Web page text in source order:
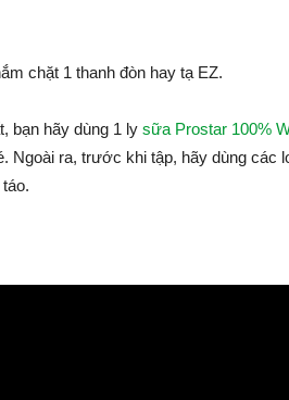
chặt 1 thanh đòn hay tạ EZ.
bạn hãy dùng 1 ly sữa Prostar 100%
Ngoài ra, trước khi tập, hãy dùng các